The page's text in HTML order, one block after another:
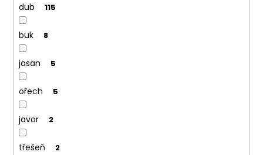
dub 115
buk 8
jasan 5
ořech 5
javor 2
třešeň 2